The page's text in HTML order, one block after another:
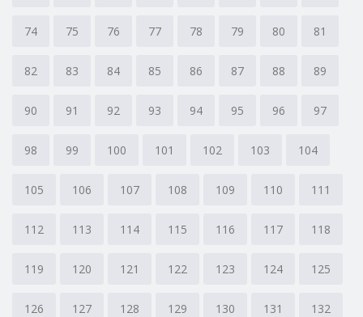
74 75 76 77 78 79 80 81
82 83 84 85 86 87 88 89
90 91 92 93 94 95 96 97
98 99 100 101 102 103 104
105 106 107 108 109 110 111
112 113 114 115 116 117 118
119 120 121 122 123 124 125
126 127 128 129 130 131 132